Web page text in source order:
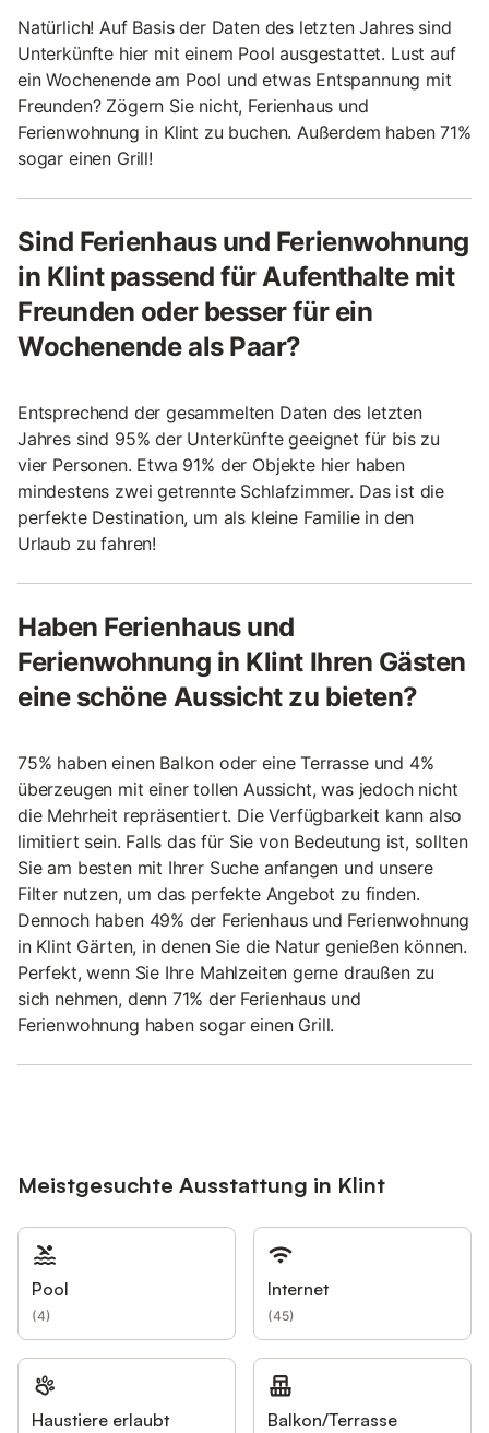
Natürlich! Auf Basis der Daten des letzten Jahres sind
Unterkünfte hier mit einem Pool ausgestattet. Lust auf
ein Wochenende am Pool und etwas Entspannung mit
Freunden? Zögern Sie nicht, Ferienhaus und
Ferienwohnung in Klint zu buchen. Außerdem haben 71%
sogar einen Grill!
Sind Ferienhaus und Ferienwohnung
in Klint passend für Aufenthalte mit
Freunden oder besser für ein
Wochenende als Paar?
Entsprechend der gesammelten Daten des letzten
Jahres sind 95% der Unterkünfte geeignet für bis zu
vier Personen. Etwa 91% der Objekte hier haben
mindestens zwei getrennte Schlafzimmer. Das ist die
perfekte Destination, um als kleine Familie in den
Urlaub zu fahren!
Haben Ferienhaus und
Ferienwohnung in Klint Ihren Gästen
eine schöne Aussicht zu bieten?
75% haben einen Balkon oder eine Terrasse und 4%
überzeugen mit einer tollen Aussicht, was jedoch nicht
die Mehrheit repräsentiert. Die Verfügbarkeit kann also
limitiert sein. Falls das für Sie von Bedeutung ist, sollten
Sie am besten mit Ihrer Suche anfangen und unsere
Filter nutzen, um das perfekte Angebot zu finden.
Dennoch haben 49% der Ferienhaus und Ferienwohnung
in Klint Gärten, in denen Sie die Natur genießen können.
Perfekt, wenn Sie Ihre Mahlzeiten gerne draußen zu
sich nehmen, denn 71% der Ferienhaus und
Ferienwohnung haben sogar einen Grill.
Meistgesuchte Ausstattung in Klint
Pool
(4)
Internet
(45)
Haustiere erlaubt Balkon/Terrasse